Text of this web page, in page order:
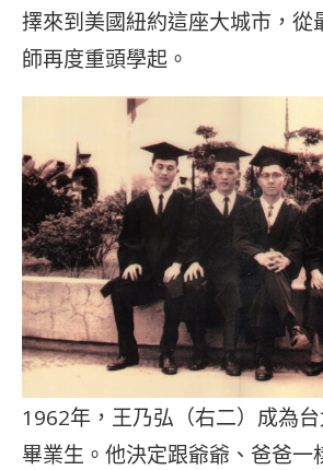
擇來到美國紐約這座大城市，從
師再度重頭學起。
1962年，王乃弘（右二）成為
畢業生。他決定跟爺爺、爸爸一